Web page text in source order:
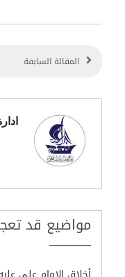
المقالة السابقة
مواضيع قد